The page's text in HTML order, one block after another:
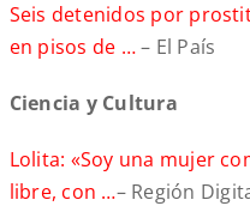
Seis detenidos por
en pisos de …– El País
Ciencia y Cultura
Lolita: «Soy una mujer
libre, con …– Región